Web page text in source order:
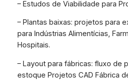
– Estudos de Viabilidade para
– Plantas baixas: projetos para
para Indústrias Alimentícias,
Hospitais.
– Layout para fábricas: fluxo de
estoque Projetos CAD Fábrica